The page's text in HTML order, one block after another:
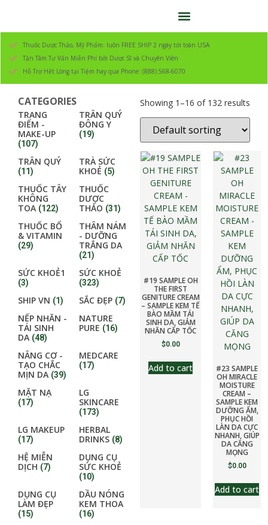
Thuốc Dược Thảo, Mỹ Phẩm: luôn FREE SHIP 2 ngày tới toàn USA
Tận Tâm Tư Vấn Miễn Phí bởi Dược Sĩ và Chuyên Viên
Hỗ Trợ Hết Lòng tại Tiệm hay qua Phone: (888) 568-6070
CATEGORIES
TRANG
ĐIỂM -
MAKE-UP
(107)
TRÂN QUÝ
ĐÔNG Y
(19)
TRÂN QUÝ
(11)
TRÀ SỨC
KHOẺ (5)
THUỐC TÂY
KHÔNG
TOA (122)
THUỐC
DƯỢC
THẢO (31)
THUỐC BỔ
& VITAMIN
(29)
THÂM NÁM
- DƯỠNG
TRẮNG DA
(21)
SỨC KHOẺ1
(3)
SỨC KHOẺ
(323)
SHIP VN (1) SẮC ĐẸP (7)
NẾP NHĂN -
TÁI SINH
DA (48)
NATURE
PURE (16)
NÂNG CƠ -
TẠO CHẮC
MỊN DA (39)
MEDCARE
(17)
MẶT NẠ
(17)
LG
SKINCARE
(173)
LG MAKEUP
(17)
HERBAL
DRINKS (8)
HỆ MIỄN
DỊCH (7)
DỤNG CỤ
SỨC KHOẺ
(10)
DỤNG CỤ
LÀM ĐẸP
(15)
DẦU NÓNG
KEM THOA
(16)
Showing 1–16 of 132 results
#19 SAMPLE OH
THE FIRST
GENITURE CREAM
– SAMPLE KEM TẾ
BÀO MẦM TÁI
SINH DA, GIẢM
NHĂN CẤP TỐC
$0.00
Add to cart
#23 SAMPLE
OH MIRACLE
MOISTURE
CREAM –
SAMPLE KEM
DƯỠNG ẨM,
PHỤC HỒI
LÀN DA CỰC
NHANH, GIÚP
DA CĂNG
MỌNG
$0.00
Add to cart